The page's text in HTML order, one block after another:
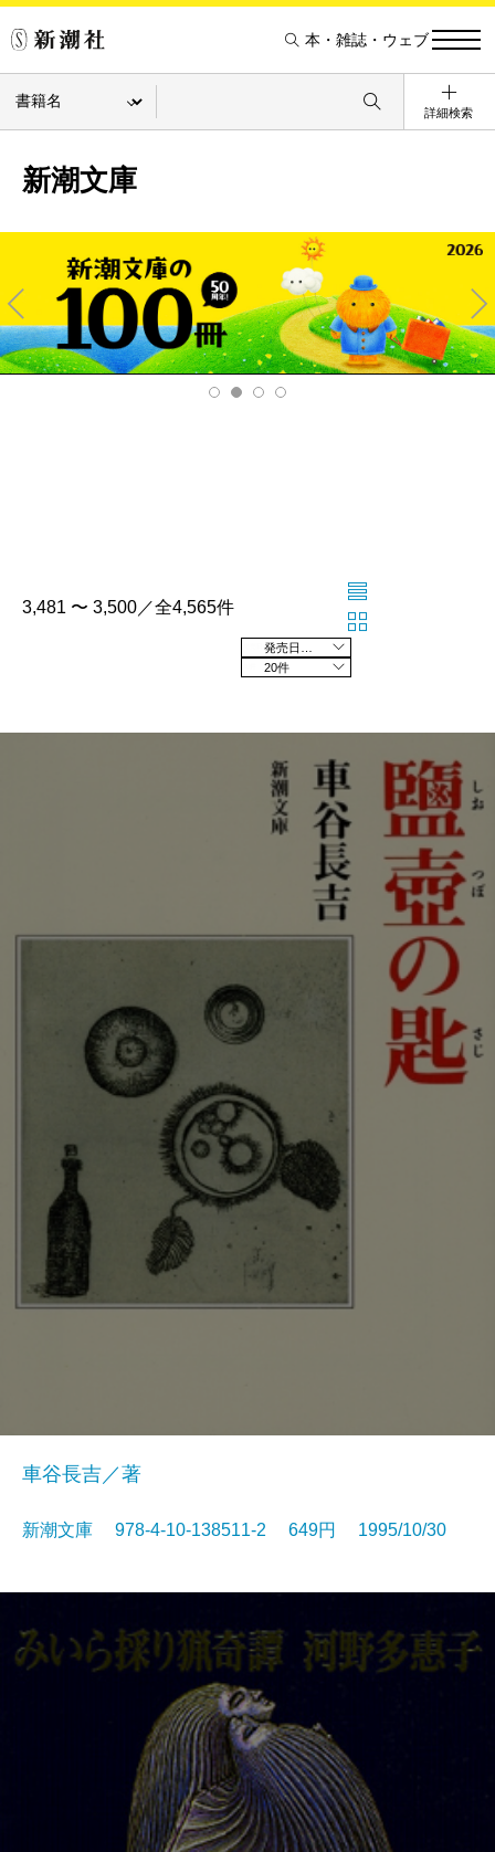
本・雑誌・ウェブ
詳細検索
新潮文庫
Pre
v
Ne
xt
3,481 〜 3,500／全4,565件
20件
車谷長吉／著
新潮文庫 978-4-10-138511-2 649円 1995/10/30